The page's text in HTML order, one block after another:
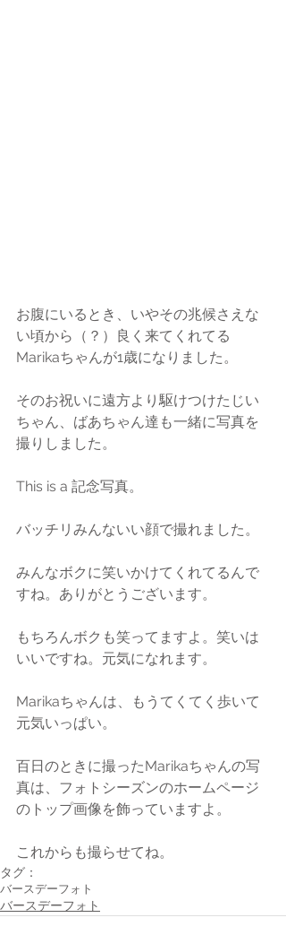
お腹にいるとき、いやその兆候さえな
い頃から（？）良く来てくれてる
Marikaちゃんが1歳になりました。
そのお祝いに遠方より駆けつけたじい
ちゃん、ばあちゃん達も一緒に写真を
撮りしました。
This is a 記念写真。
バッチリみんないい顔で撮れました。
みんなボクに笑いかけてくれてるんで
すね。ありがとうございます。
もちろんボクも笑ってますよ。笑いは
いいですね。元気になれます。
Marikaちゃんは、もうてくてく歩いて
元気いっぱい。
百日のときに撮ったMarikaちゃんの写
真は、フォトシーズンのホームページ
のトップ画像を飾っていますよ。
これからも撮らせてね。
タグ：
バースデーフォト
バースデーフォト